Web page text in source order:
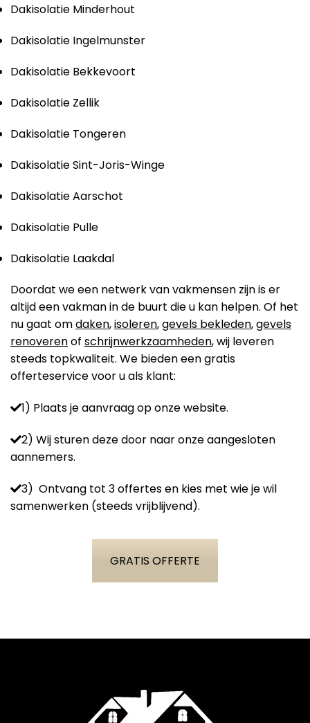
Dakisolatie Minderhout
Dakisolatie Ingelmunster
Dakisolatie Bekkevoort
Dakisolatie Zellik
Dakisolatie Tongeren
Dakisolatie Sint-Joris-Winge
Dakisolatie Aarschot
Dakisolatie Pulle
Dakisolatie Laakdal
Doordat we een netwerk van vakmensen zijn is er
altijd een vakman in de buurt die u kan helpen. Of het
nu gaat omdaken,isoleren,gevels bekleden,gevels
renoverenof schrijnwerkzaamheden, wij leveren
steeds topkwaliteit. We bieden een gratis
offerteservice voor u als klant:
1) Plaats je aanvraag op onze website.
2) Wij sturen deze door naar onze aangesloten
aannemers.
3) Ontvang tot 3 offertes en kies met wie je wil
samenwerken (steeds vrijblijvend).
GRATIS OFFERTE